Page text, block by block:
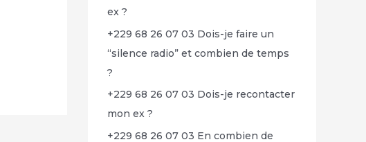
ex ?
+229 68 26 07 03 Dois-je faire un
“silence radio” et combien de temps
?
+229 68 26 07 03 Dois-je recontacter
mon ex ?
+229 68 26 07 03 En combien de